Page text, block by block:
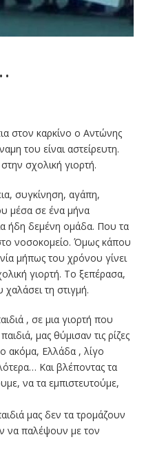
στον καρκίνο ο Αντώνης
του είναι αστείρευτη.
σχολική γιορτή.
συγκίνηση, αγάπη,
μέσα σε ένα μήνα
ήδη δεμένη ομάδα. Που τα
νοσοκομείο. Όμως κάπου
μήπως του χρόνου γίνει
γιορτή. Το ξεπέρασα,
τη στιγμή.
, σε μια γιορτή που
μας θύμισαν τις ρίζες
ακόμα, Ελλάδα , λίγο
Και βλέποντας τα
να τα εμπιστευτούμε,
μας δεν τα τρομάζουν
να παλέψουν με τον